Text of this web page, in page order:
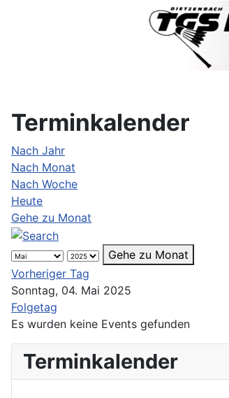
Terminkalender
Nach Jahr
Nach Monat
Nach Woche
Heute
Gehe zu Monat
Gehe zu Monat
Vorheriger Tag
Sonntag, 04. Mai 2025
Folgetag
Es wurden keine Events gefunden
Terminkalender